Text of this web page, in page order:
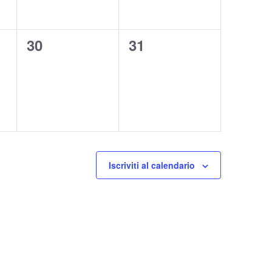
0
30
0
31
Iscriviti al calendario